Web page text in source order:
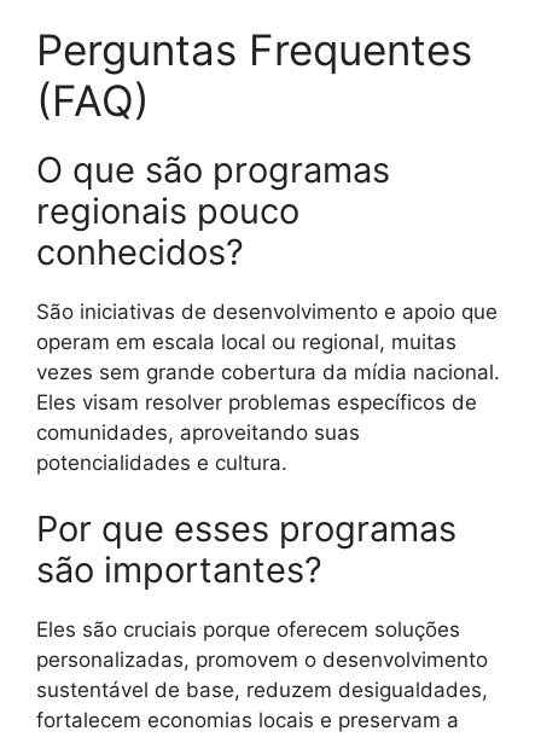
Perguntas Frequentes
(FAQ)
O que são programas
regionais pouco
conhecidos?
São iniciativas de desenvolvimento e apoio que
operam em escala local ou regional, muitas
vezes sem grande cobertura da mídia nacional.
Eles visam resolver problemas específicos de
comunidades, aproveitando suas
potencialidades e cultura.
Por que esses programas
são importantes?
Eles são cruciais porque oferecem soluções
personalizadas, promovem o desenvolvimento
sustentável de base, reduzem desigualdades,
fortalecem economias locais e preservam a